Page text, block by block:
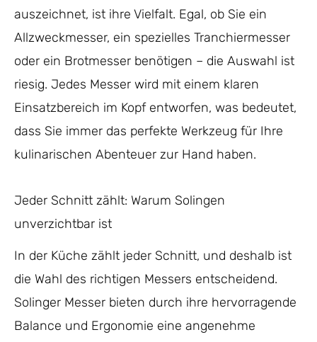
auszeichnet, ist ihre Vielfalt. Egal, ob Sie ein
Allzweckmesser, ein spezielles Tranchiermesser
oder ein Brotmesser benötigen – die Auswahl ist
riesig. Jedes Messer wird mit einem klaren
Einsatzbereich im Kopf entworfen, was bedeutet,
dass Sie immer das perfekte Werkzeug für Ihre
kulinarischen Abenteuer zur Hand haben.
Jeder Schnitt zählt: Warum Solingen
unverzichtbar ist
In der Küche zählt jeder Schnitt, und deshalb ist
die Wahl des richtigen Messers entscheidend.
Solinger Messer bieten durch ihre hervorragende
Balance und Ergonomie eine angenehme